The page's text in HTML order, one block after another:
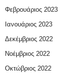
Φεβρουάριος 2023
Ιανουάριος 2023
Δεκέμβριος 2022
Νοέμβριος 2022
Οκτώβριος 2022